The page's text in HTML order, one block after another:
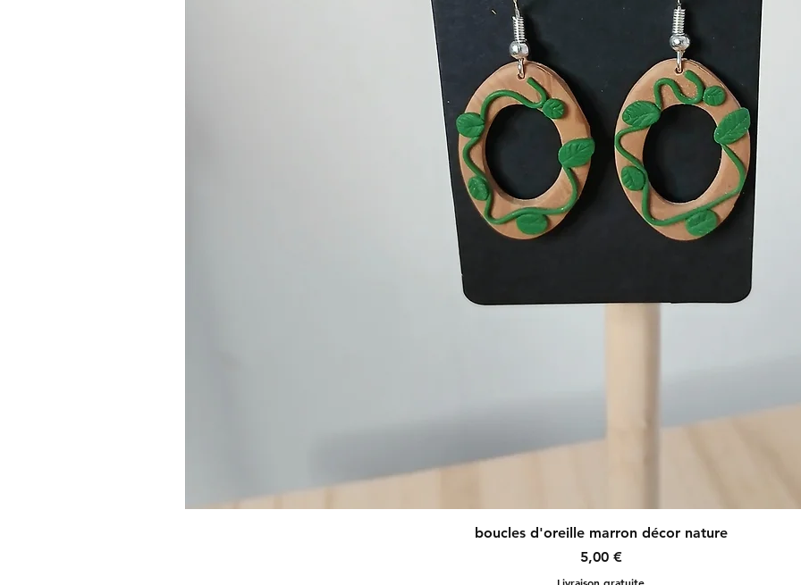
Aperçu rapide
boucles d'oreille marron décor nature
Prix
5,00 €